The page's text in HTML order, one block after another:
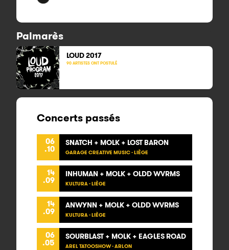
Palmarès
LOUD2017
90 ARTISTES ONT POSTULÉ
Concerts passés
06
.10
SNATCH + MOLK + LOST BARON
GARAGE CREATIVE MUSIC - LIÈGE
14
.09
INHUMAN + MOLK + OLDD WVRMS
KULTURA - LIÈGE
14
.09
ANWYNN + MOLK + OLDD WVRMS
KULTURA - LIÈGE
06
.05
SOURBLAST + MOLK + EAGLES ROAD
AREL TATOOSHOW - ARLON